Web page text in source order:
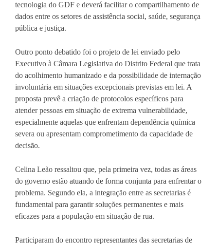
tecnologia do GDF e deverá facilitar o compartilhamento de
dados entre os setores de assistência social, saúde, segurança
pública e justiça.
Outro ponto debatido foi o projeto de lei enviado pelo
Executivo à Câmara Legislativa do Distrito Federal que trata
do acolhimento humanizado e da possibilidade de internação
involuntária em situações excepcionais previstas em lei. A
proposta prevê a criação de protocolos específicos para
atender pessoas em situação de extrema vulnerabilidade,
especialmente aquelas que enfrentam dependência química
severa ou apresentam comprometimento da capacidade de
decisão.
Celina Leão ressaltou que, pela primeira vez, todas as áreas
do governo estão atuando de forma conjunta para enfrentar o
problema. Segundo ela, a integração entre as secretarias é
fundamental para garantir soluções permanentes e mais
eficazes para a população em situação de rua.
Participaram do encontro representantes das secretarias de